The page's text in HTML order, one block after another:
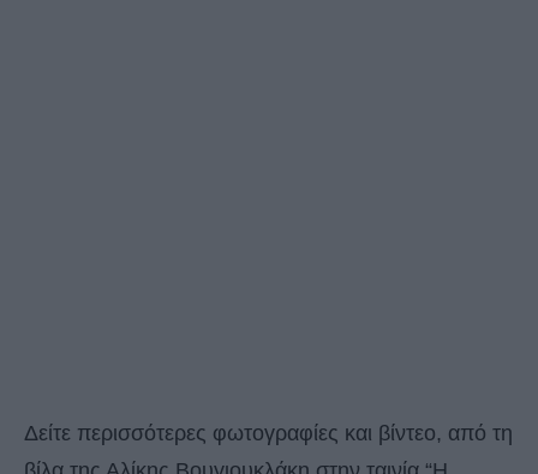
Δείτε περισσότερες φωτογραφίες και βίντεο, από τη